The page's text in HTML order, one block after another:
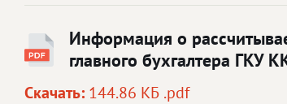
Информация о
главного бухгалтера ГКУ
Скачать: 144.86 КБ .pdf